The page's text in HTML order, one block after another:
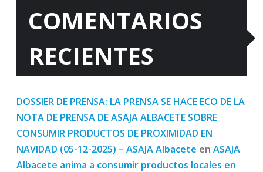
COMENTARIOS
RECIENTES
DOSSIER DE PRENSA: LA PRENSA SE HACE ECO DE LA
NOTA DE PRENSA DE ASAJA ALBACETE SOBRE
CONSUMIR PRODUCTOS DE PROXIMIDAD EN
NAVIDAD (05-12-2025) – ASAJA Albacete en ASAJA
Albacete anima a consumir productos locales en